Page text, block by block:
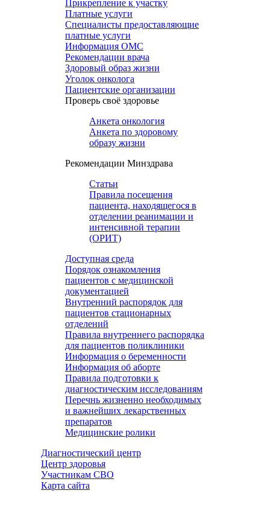
Прикрепление к участку
Платные услуги
Специалисты предоставляющие
платные услуги
Информация ОМС
Рекомендации врача
Здоровый образ жизни
Уголок онколога
Пациентские организации
Проверь своё здоровье
Анкета онкология
Анкета по здоровому
образу жизни
Рекомендации Минздрава
Статьи
Правила посещения
пациента, находящегося в
отделении реанимации и
интенсивной терапии
(ОРИТ)
Доступная среда
Порядок ознакомления
пациентов с медицинской
документацией
Внутренний распорядок для
пациентов стационарных
отделений
Правила внутреннего распорядка
для пациентов поликлиники
Информация о беременности
Информация об аборте
Правила подготовки к
диагностическим исследованиям
Перечнь жизненно необходимых
и важнейших лекарственных
препаратов
Медицинские ролики
Диагностический центр
Центр здоровья
Участникам СВО
Карта сайта